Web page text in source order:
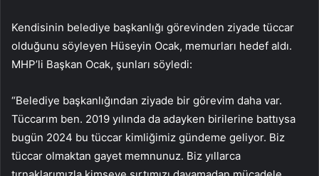
Kendisinin belediye başkanlığı görevinden ziyade tüccar
olduğunu söyleyen Hüseyin Ocak, memurları hedef aldı.
MHP’li Başkan Ocak, şunları söyledi:
“Belediye başkanlığından ziyade bir görevim daha var.
Tüccarım ben. 2019 yılında da adayken birilerine battıysa
bugün 2024 bu tüccar kimliğimiz gündeme geliyor. Biz
tüccar olmaktan gayet memnunuz. Biz yıllarca